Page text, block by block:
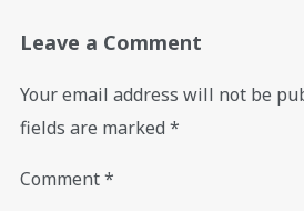
Leave a Comment
Your email address will not be
fields are marked *
Comment*